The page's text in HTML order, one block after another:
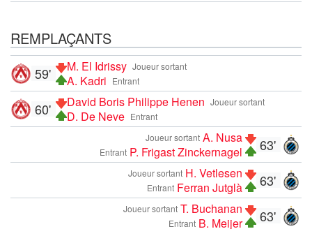
REMPLAÇANTS
Joueur sortant
M. El Idrissy
Entrant
A. Kadri
59'
Joueur sortant
David Boris Philippe Henen
Entrant
D. De Neve
60'
63'
Joueur sortant A. Nusa
Entrant P. Frigast Zinckernagel
63'
Joueur sortant H. Vetlesen
Entrant Ferran Jutglà
63'
Joueur sortant T. Buchanan
Entrant B. Meijer